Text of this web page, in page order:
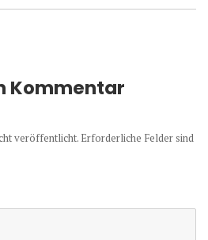
Kommentar
veröffentlicht. Erforderliche Felder sind